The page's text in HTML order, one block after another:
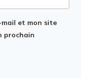
mail et mon site
prochain